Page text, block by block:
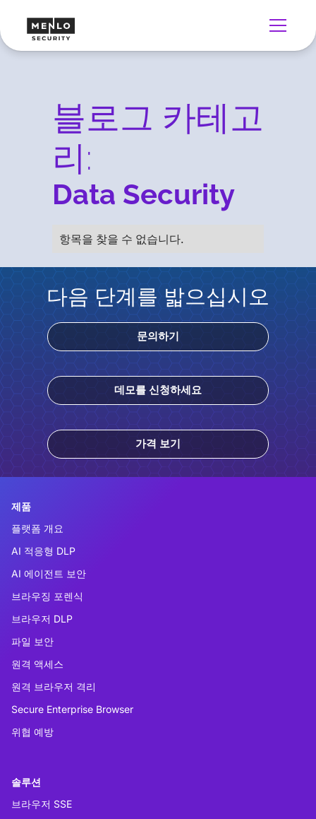
블로그 카테고
리:
Data Security
항목을 찾을 수 없습니다.
다음 단계를 밟으십시오
문의하기
데모를 신청하세요
가격 보기
제품
플랫폼 개요
AI 적응형 DLP
AI 에이전트 보안
브라우징 포렌식
브라우저 DLP
파일 보안
원격 액세스
원격 브라우저 격리
Secure Enterprise Browser
위협 예방
솔루션
브라우저 SSE